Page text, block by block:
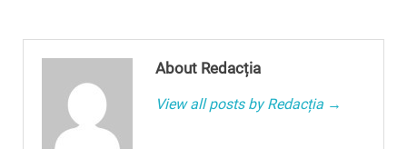
About Redacția
View all posts by Redacția →